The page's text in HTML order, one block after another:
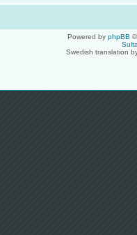
Powered by phpBB
Swedish translation